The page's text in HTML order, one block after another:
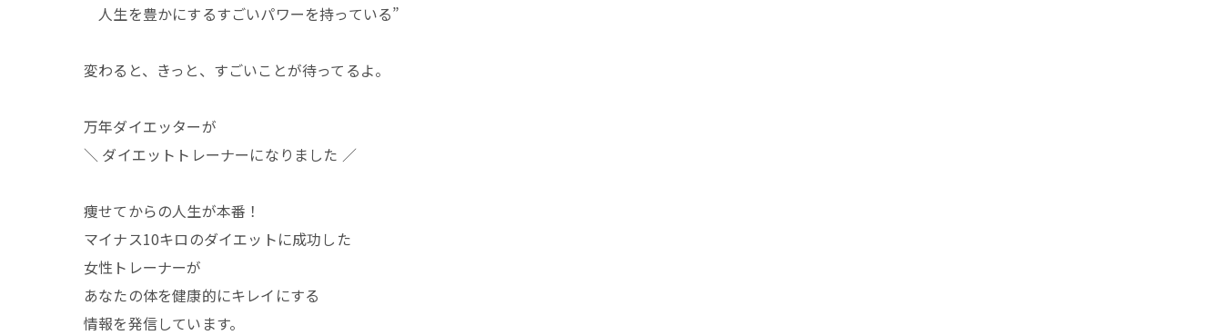
人生を豊かにするすごいパワーを持っている”
変わると、きっと、すごいことが待ってるよ。
万年ダイエッターが
＼ ダイエットトレーナーになりました ／
痩せてからの人生が本番！
マイナス10キロのダイエットに成功した
女性トレーナーが
あなたの体を健康的にキレイにする
情報を発信しています。